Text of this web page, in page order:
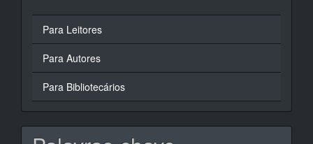
Para Leitores
Para Autores
Para Bibliotecários